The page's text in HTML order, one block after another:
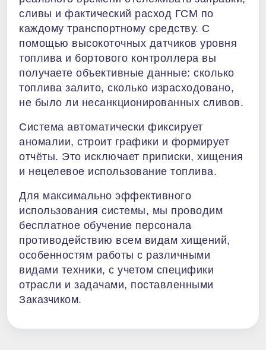
сливы и фактический расход ГСМ по
каждому транспортному средству. С
помощью высокоточных датчиков уровня
топлива и бортового контроллера вы
получаете объективные данные: сколько
топлива залито, сколько израсходовано,
не было ли несанкционированных сливов.
Система автоматически фиксирует
аномалии, строит графики и формирует
отчёты. Это исключает приписки, хищения
и нецелевое использование топлива.
Для максимально эффективного
использования системы, мы проводим
бесплатное обучение персонала
противодействию всем видам хищений,
особенностям работы с различными
видами техники, с учетом специфики
отрасли и задачами, поставленными
Заказчиком.